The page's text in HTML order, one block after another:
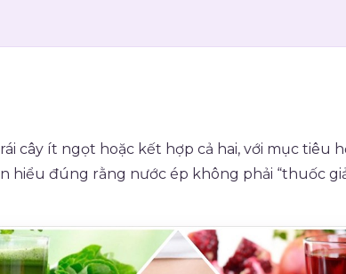
cây ít ngọt hoặc kết hợp cả hai, với mục
hiểu đúng rằng nước ép không phải “thuốc